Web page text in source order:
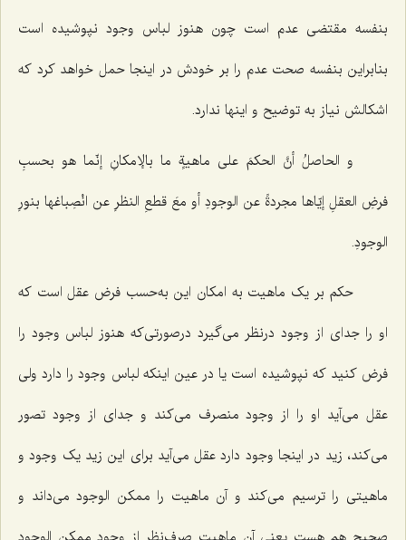
بنفسه مقتضی عدم است چون هنوز لباس وجود نپوشیده است
بنابراین بنفسه صحت عدم را بر خودش در اینجا حمل خواهد کرد که
اشکالش نیاز به توضیح و اینها ندارد.
و الحاصلُ أنَّ الحکمَ على ماهیةٍ ما بالإمکانِ إنّما هو بحسبِ
فرضِ العقلِ إیّاها مجردةً عن الوجودِ أو معَ قطعِ النظرِ عن انْصِباغها بنورِ
الوجودِ.
حکم بر یک ماهیت به امکان این به‌حسب فرض عقل است که
او را جدای از وجود درنظر می‌گیرد درصورتی‌که هنوز لباس وجود را
فرض کنید که نپوشیده است یا در عین اینکه لباس وجود را دارد ولی
عقل می‌آید او را از وجود منصرف می‌کند و جدای از وجود تصور
می‌کند، زید در اینجا وجود دارد عقل می‌آید برای این زید یک وجود و
ماهیتی را ترسیم می‌کند و آن ماهیت را ممکن الوجود می‌داند و